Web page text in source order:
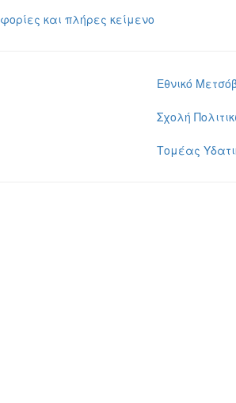
και πλήρες κείμενο
Εθνικό
Σχολή
Τομέας